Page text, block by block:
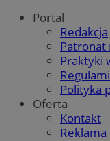
Portal
Redakcja
Patronat
Praktyki
Polityka
Oferta
Kontakt
Reklama